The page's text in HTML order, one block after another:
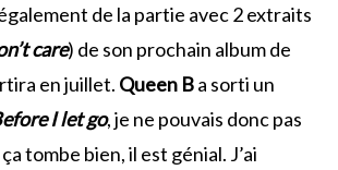
de la partie avec 2 extraits
care) de son prochain album de
en juillet. Queen Ba sorti un
I let go, je ne pouvais donc pas
tombe bien, il est génial. J’ai